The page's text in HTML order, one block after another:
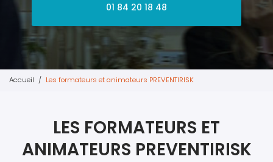
01 84 20 18 48
Accueil Les formateurs et animateurs PREVENTIRISK
LES FORMATEURS ET
ANIMATEURS PREVENTIRISK